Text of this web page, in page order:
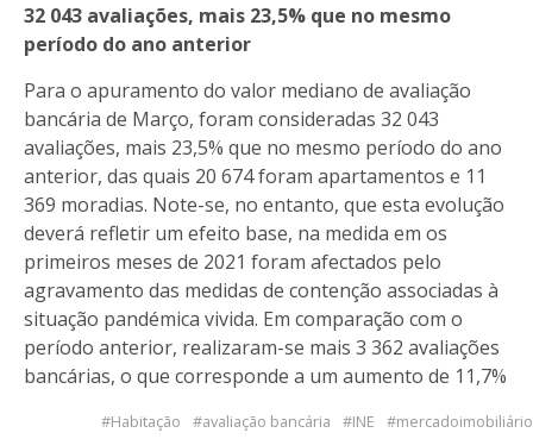
32 043 avaliações, mais 23,5% que no mesmo
período do ano anterior
Para o apuramento do valor mediano de avaliação
bancária de Março, foram consideradas 32 043
avaliações, mais 23,5% que no mesmo período do ano
anterior, das quais 20 674 foram apartamentos e 11
369 moradias. Note-se, no entanto, que esta evolução
deverá refletir um efeito base, na medida em os
primeiros meses de 2021 foram afectados pelo
agravamento das medidas de contenção associadas à
situação pandémica vivida. Em comparação com o
período anterior, realizaram-se mais 3 362 avaliações
bancárias, o que corresponde a um aumento de 11,7%
Habitação avaliação bancária INE mercadoimobiliário